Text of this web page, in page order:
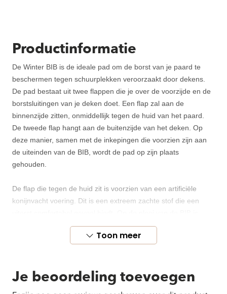
Productinformatie
De Winter BIB is de ideale pad om de borst van je paard te
beschermen tegen schuurplekken veroorzaakt door dekens.
De pad bestaat uit twee flappen die je over de voorzijde en de
borstsluitingen van je deken doet. Een flap zal aan de
binnenzijde zitten, onmiddellijk tegen de huid van het paard.
De tweede flap hangt aan de buitenzijde van het deken. Op
deze manier, samen met de inkepingen die voorzien zijn aan
de uiteinden van de BIB, wordt de pad op zijn plaats
gehouden.
De flap die tegen de huid zit is voorzien van een artificiële
konijnvacht voering. Dit is een extreem zachte stof die een
artificiële schapenvacht voorzien om het schuren van de nek te
voorkomen en nog meer comfort te bieden. De buitenstof van
het voorkomen van schuurplekken verdeelt de BIB ook de druk
die het deken op de borst uitoefent. De BIB kan ook op
Toon meer
Je beoordeling toevoegen